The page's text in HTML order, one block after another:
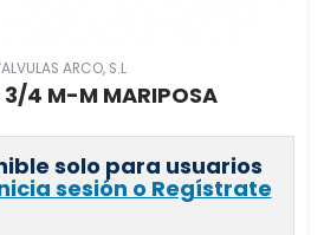
ARCO, S.L
3/4 M-M MARIPOSA
solo para usuarios
sesión o Regístrate